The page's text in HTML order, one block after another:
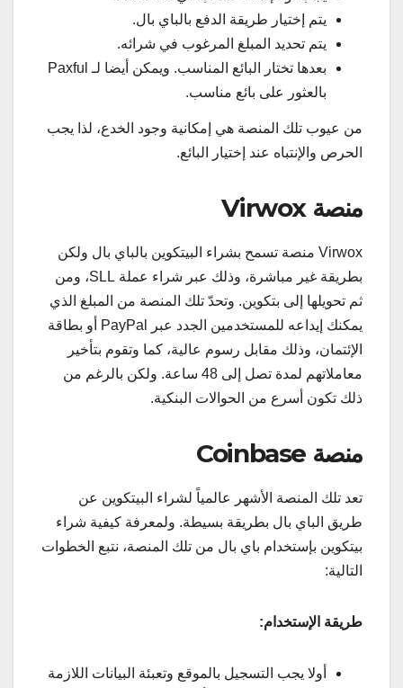
يتم إختيار طريقة الدفع بالباي بال.
يتم تحديد المبلغ المرغوب في شرائه.
بعدها تختار البائع المناسب. ويمكن أيضا لـ Paxful
بالعثور على بائع مناسب.
من عيوب تلك المنصة هي إمكانية وجود الخدع، لذا يجب
الحرص والإنتباه عند إختيار البائع.
منصة Virwox
Virwox منصة تسمح بشراء البيتكوين بالباي بال ولكن
بطريقة غير مباشرة، وذلك عبر شراء عملة SLL، ومن
ثم تحويلها إلى بتكوين. وتحدّ تلك المنصة من المبلغ الذي
يمكنك إيداعه للمستخدمين الجدد عبر PayPal أو بطاقة
الإئتمان، وذلك مقابل رسوم عالية، كما وتقوم بتأخير
معاملاتهم لمدة تصل إلى 48 ساعة. ولكن بالرغم من
ذلك تكون أسرع من الحوالات البنكية.
منصة Coinbase
تعد تلك المنصة الأشهر عالمياً لشراء البيتكوين عن
طريق الباي بال بطريقة بسيطة. ولمعرفة كيفية شراء
بيتكوين بإستخدام باي بال من تلك المنصة، نتبع الخطوات
التالية:
طريقة الإستخدام:
أولا يجب التسجيل بالموقع وتعبئة البيانات اللازمة